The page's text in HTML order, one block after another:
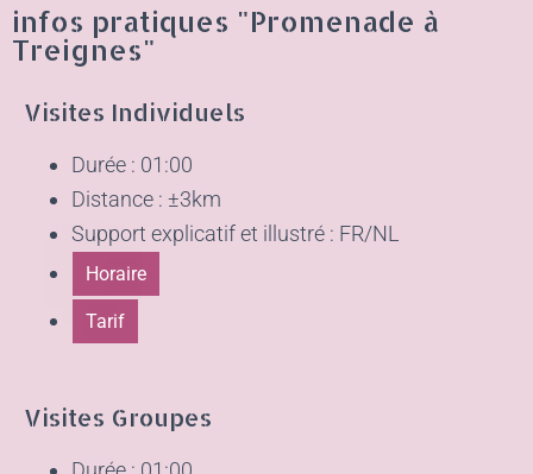
infos pratiques "Promenade à
Treignes"​
Visites Individuels
Durée : 01:00
Distance : ±3km
Support explicatif et illustré : FR/NL
Horaire
Tarif
Visites Groupes